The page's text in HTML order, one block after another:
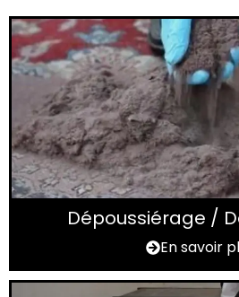
Dépoussiérage /
En savoir